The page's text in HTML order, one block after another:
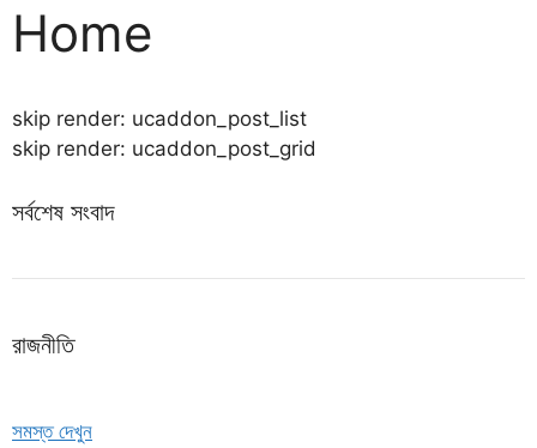
Home
skip render: ucaddon_post_list
skip render: ucaddon_post_grid
সর্বশেষ সংবাদ
রাজনীতি
সমস্ত দেখুন